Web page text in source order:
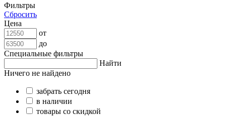
Фильтры
Сбросить
Цена
от
до
Специальные фильтры
Найти
Ничего не найдено
забрать сегодня
в наличии
товары со скидкой